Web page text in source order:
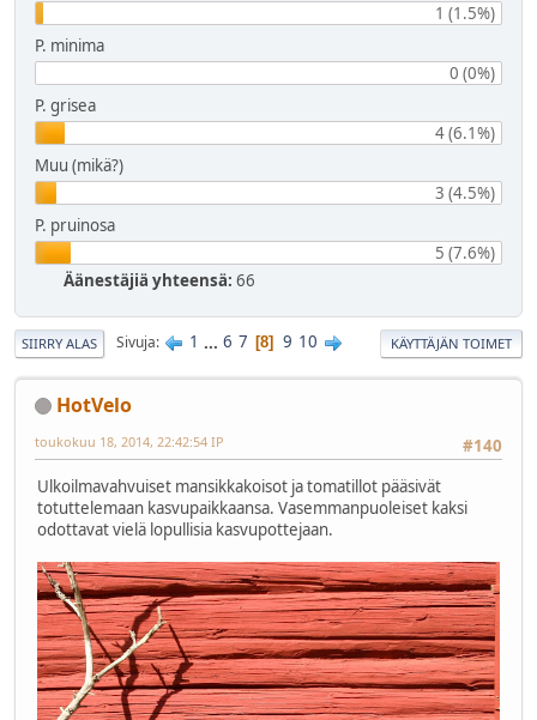
1 (1.5%)
P. minima
0 (0%)
P. grisea
4 (6.1%)
Muu (mikä?)
3 (4.5%)
P. pruinosa
5 (7.6%)
Äänestäjiä yhteensä: 66
SIIRRY ALAS Sivuja 1 ... 6 7 8 9 10 KÄYTTÄJÄN TOIMET
HotVelo
#140
toukokuu 18, 2014, 22:42:54 IP
Ulkoilmavahvuiset mansikkakoisot ja tomatillot pääsivät
totuttelemaan kasvupaikkaansa. Vasemmanpuoleiset kaksi
odottavat vielä lopullisia kasvupottejaan.